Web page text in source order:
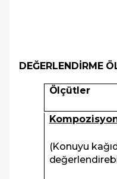
DEĞERLENDİRME
Ölçütler
(Konuyu